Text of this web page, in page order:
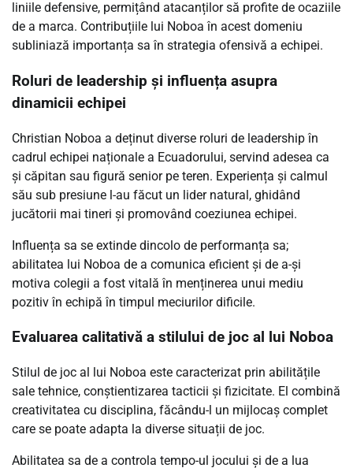
liniile defensive, permițând atacanților să profite de ocaziile
de a marca. Contribuțiile lui Noboa în acest domeniu
subliniază importanța sa în strategia ofensivă a echipei.
Roluri de leadership și influența asupra
dinamicii echipei
Christian Noboa a deținut diverse roluri de leadership în
cadrul echipei naționale a Ecuadorului, servind adesea ca
și căpitan sau figură senior pe teren. Experiența și calmul
său sub presiune l-au făcut un lider natural, ghidând
jucătorii mai tineri și promovând coeziunea echipei.
Influența sa se extinde dincolo de performanța sa;
abilitatea lui Noboa de a comunica eficient și de a-și
motiva colegii a fost vitală în menținerea unui mediu
pozitiv în echipă în timpul meciurilor dificile.
Evaluarea calitativă a stilului de joc al lui Noboa
Stilul de joc al lui Noboa este caracterizat prin abilitățile
sale tehnice, conștientizarea tacticii și fizicitate. El combină
creativitatea cu disciplina, făcându-l un mijlocaș complet
care se poate adapta la diverse situații de joc.
Abilitatea sa de a controla tempo-ul jocului și de a lua